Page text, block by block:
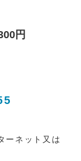
円
ーネット又は